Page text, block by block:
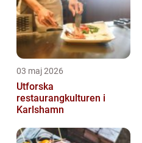
03 maj 2026
Utforska
restaurangkulturen i
Karlshamn